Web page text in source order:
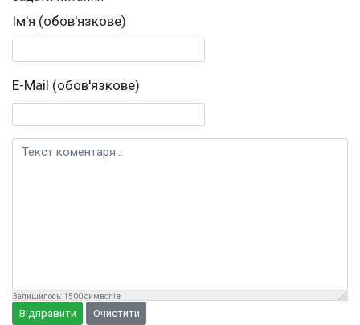
Ім'я (обов'язкове)
E-Mail (обов'язкове)
Текст коментаря
Залишилось: 1500символів
Відправити Очистити